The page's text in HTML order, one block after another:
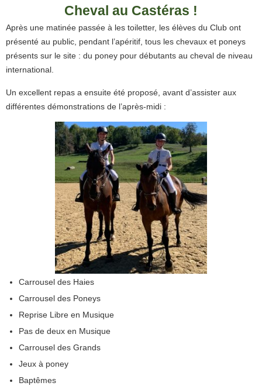
Cheval au Castéras !
Après une matinée passée à les toiletter, les élèves du Club ont
présenté au public, pendant l’apéritif, tous les chevaux et poneys
présents sur le site : du poney pour débutants au cheval de niveau
international.
Un excellent repas a ensuite été proposé, avant d’assister aux
différentes démonstrations de l’après-midi :
Carrousel des Haies
Carrousel des Poneys
Reprise Libre en Musique
Pas de deux en Musique
Carrousel des Grands
Jeux à poney
Baptêmes